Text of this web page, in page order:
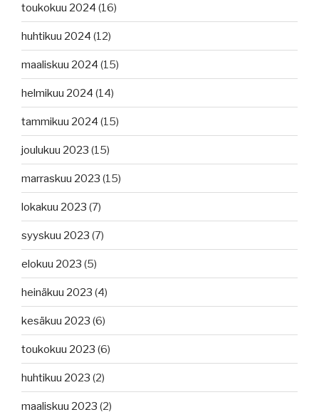
toukokuu 2024 (16)
huhtikuu 2024 (12)
maaliskuu 2024 (15)
helmikuu 2024 (14)
tammikuu 2024 (15)
joulukuu 2023 (15)
marraskuu 2023 (15)
lokakuu 2023 (7)
syyskuu 2023 (7)
elokuu 2023 (5)
heinäkuu 2023 (4)
kesäkuu 2023 (6)
toukokuu 2023 (6)
huhtikuu 2023 (2)
maaliskuu 2023 (2)